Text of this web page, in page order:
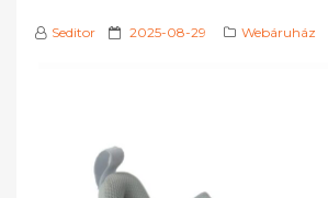
Seditor
P
d
o
2025-08-29 Webáruház